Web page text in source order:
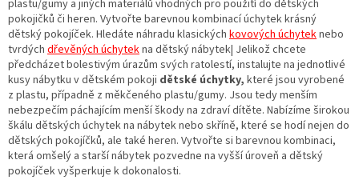
plastu/gumy a jiných materiálů vhodných pro použití do dětských
pokojičků či heren. Vytvořte barevnou kombinací úchytek krásný
dětský pokojíček. Hledáte náhradu klasických kovových úchyteknebo
tvrdých dřevěných úchytekna dětský nábytek| Jelikož chcete
předcházet bolestivým úrazům svých ratolestí, instalujte na jednotlivé
kusy nábytku v dětském pokoji dětské úchytky, které jsou vyrobené
z plastu, případně z měkčeného plastu/gumy. Jsou tedy menším
nebezpečím páchajícím menší škody na zdraví dítěte. Nabízíme širokou
škálu dětských úchytek na nábytek nebo skříně, které se hodí nejen do
dětských pokojíčků, ale také heren. Vytvořte si barevnou kombinaci,
která omšelý a starší nábytek pozvedne na vyšší úroveň a dětský
pokojíček vyšperkuje k dokonalosti.